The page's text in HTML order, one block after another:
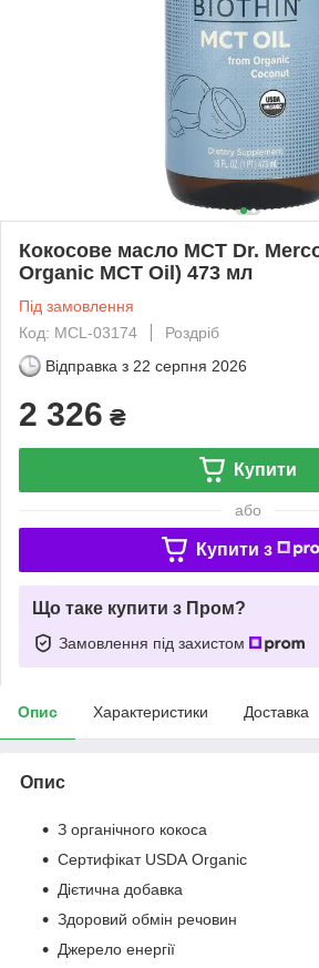
Кокосове масло MCT Dr.
Organic MCT Oil) 473 мл
Під замовлення
Код: MCL-03174
Роздріб
Відправка з 22 серпня 2026
2 326 ₴
Купити
або
Купити з
Що таке купити з Пром?
Замовлення під захистом
Опис Характеристики Доставка
Опис
З органічного кокоса
Сертифікат USDA Organic
Дієтична добавка
Здоровий обмін речовин
Джерело енергії